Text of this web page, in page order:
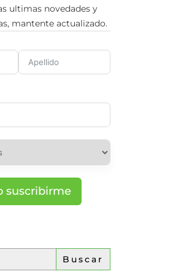
ultimas novedades y
mantente actualizado.
suscribirme